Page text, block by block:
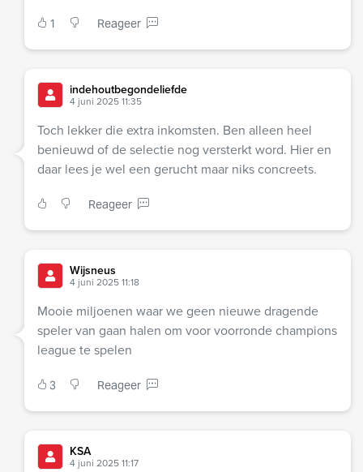
1 Reageer
indehoutbegondeliefde
4 juni 2025 11:35
Toch lekker die extra inkomsten. Ben alleen heel
benieuwd of de selectie nog versterkt word. Hier en
daar lees je wel een gerucht maar niks concreets.
Reageer
Wijsneus
4 juni 2025 11:18
Mooie miljoenen waar we geen nieuwe dragende
speler van gaan halen om voor voorronde champions
league te spelen
3 Reageer
KSA
4 juni 2025 11:17